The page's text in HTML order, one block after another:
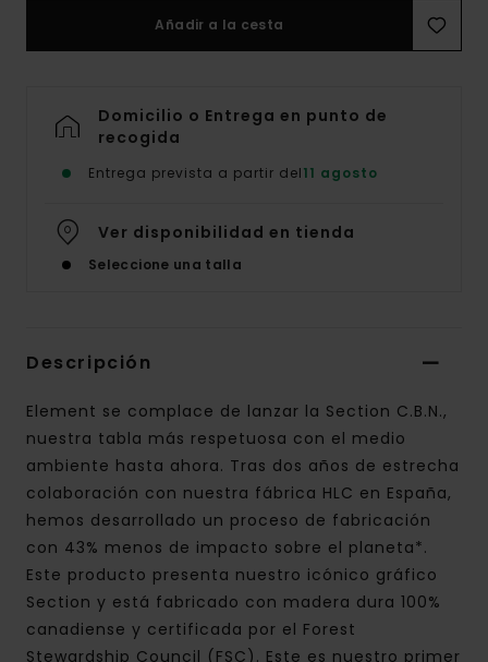
Añadir a la cesta
Domicilio o Entrega en punto de
recogida
Entrega prevista a partir del11 agosto
Ver disponibilidad en tienda
Seleccione una talla
Descripción
Element se complace de lanzar la Section C.B.N.,
nuestra tabla más respetuosa con el medio
ambiente hasta ahora. Tras dos años de estrecha
colaboración con nuestra fábrica HLC en España,
hemos desarrollado un proceso de fabricación
con 43% menos de impacto sobre el planeta*.
Este producto presenta nuestro icónico gráfico
Section y está fabricado con madera dura 100%
canadiense y certificada por el Forest
Stewardship Council (FSC). Este es nuestro primer